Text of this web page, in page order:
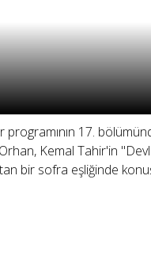
programının 17.
Kemal Tahir'in
bir sofra eşliğinde